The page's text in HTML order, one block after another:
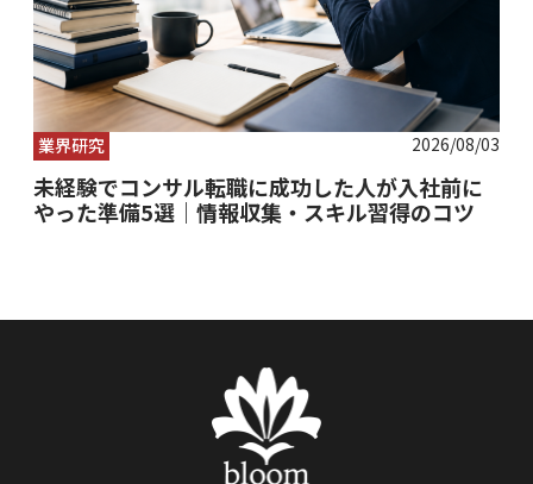
業界研究 2026/08/03
未経験でコンサル転職に成功した人が入社前に
やった準備5選｜情報収集・スキル習得のコツ